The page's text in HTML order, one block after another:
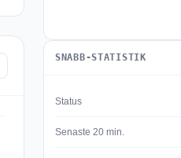
SNABB-STATISTIK
Status
Senaste 20 min.